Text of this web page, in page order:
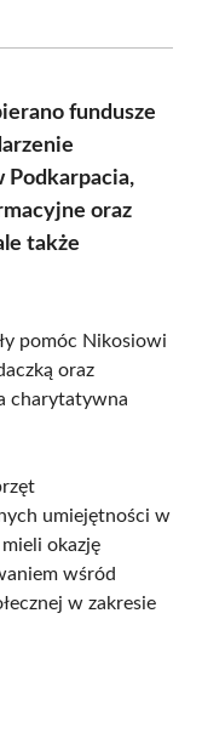
fundusze
Podkarpacia,
oraz
także
pomóc Nikosiowi
oraz
charytatywna
umiejętności w
okazję
wśród
w zakresie